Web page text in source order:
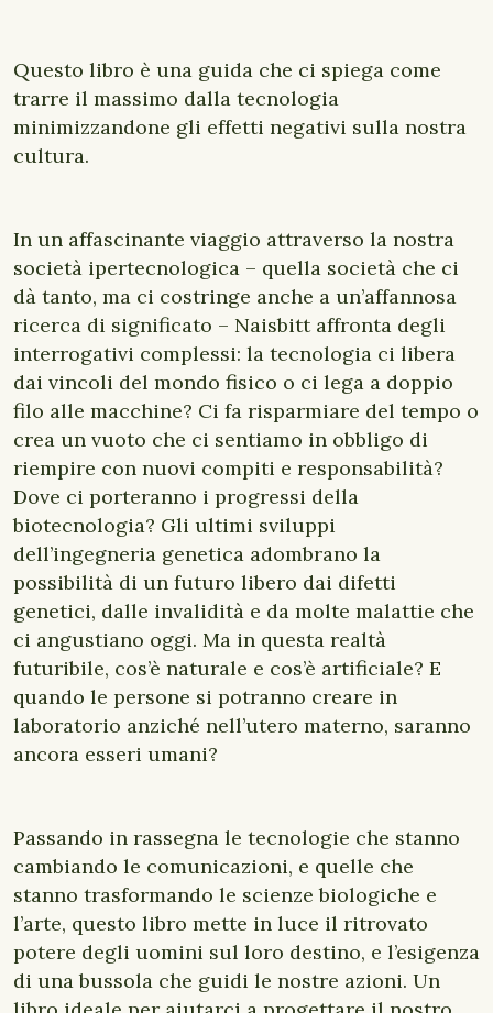
Questo libro è una guida che ci spiega come
trarre il massimo dalla tecnologia
minimizzandone gli effetti negativi sulla nostra
cultura.
In un affascinante viaggio attraverso la nostra
società ipertecnologica – quella società che ci
dà tanto, ma ci costringe anche a un’affannosa
ricerca di significato – Naisbitt affronta degli
interrogativi complessi: la tecnologia ci libera
dai vincoli del mondo fisico o ci lega a doppio
filo alle macchine? Ci fa risparmiare del tempo o
crea un vuoto che ci sentiamo in obbligo di
riempire con nuovi compiti e responsabilità?
Dove ci porteranno i progressi della
biotecnologia? Gli ultimi sviluppi
dell’ingegneria genetica adombrano la
possibilità di un futuro libero dai difetti
genetici, dalle invalidità e da molte malattie che
ci angustiano oggi. Ma in questa realtà
futuribile, cos’è naturale e cos’è artificiale? E
quando le persone si potranno creare in
laboratorio anziché nell’utero materno, saranno
ancora esseri umani?
Passando in rassegna le tecnologie che stanno
cambiando le comunicazioni, e quelle che
stanno trasformando le scienze biologiche e
l’arte, questo libro mette in luce il ritrovato
potere degli uomini sul loro destino, e l’esigenza
di una bussola che guidi le nostre azioni. Un